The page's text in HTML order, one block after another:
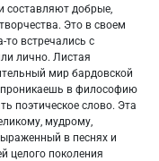
составляют добрые,
Это в своем
встречались с
лично. Листая
мир бардовской
в философию
поэтическое слово. Эта
мудрому,
в песнях и
целого поколения